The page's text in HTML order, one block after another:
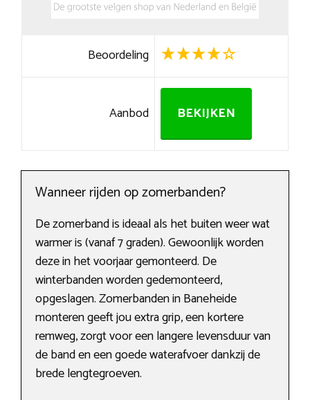
Beoordeling
Aanbod BEKIJKEN
Wanneer rijden op zomerbanden?
De zomerband is ideaal als het buiten weer wat
warmer is (vanaf 7 graden). Gewoonlijk worden
deze in het voorjaar gemonteerd. De
winterbanden worden gedemonteerd,
opgeslagen. Zomerbanden in Baneheide
monteren geeft jou extra grip, een kortere
remweg, zorgt voor een langere levensduur van
de band en een goede waterafvoer dankzij de
brede lengtegroeven.